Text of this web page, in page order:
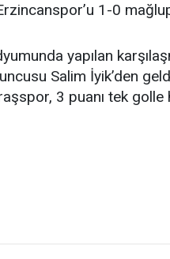
1-0
yapılan
Salim İyik’den
3 puanı tek golle